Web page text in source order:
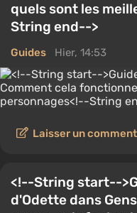
quels sont les
String end-->
Guides Hier, 14:53
Laisser un
<!--String start--
d'Odette dans